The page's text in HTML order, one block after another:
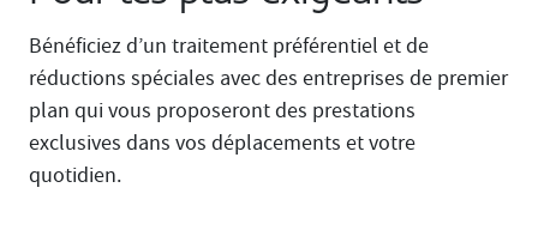
Bénéficiez d’un traitement préférentiel et de
réductions spéciales avec des entreprises de premier
plan qui vous proposeront des prestations
exclusives dans vos déplacements et votre
quotidien.